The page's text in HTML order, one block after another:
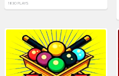
1830 PLAYS